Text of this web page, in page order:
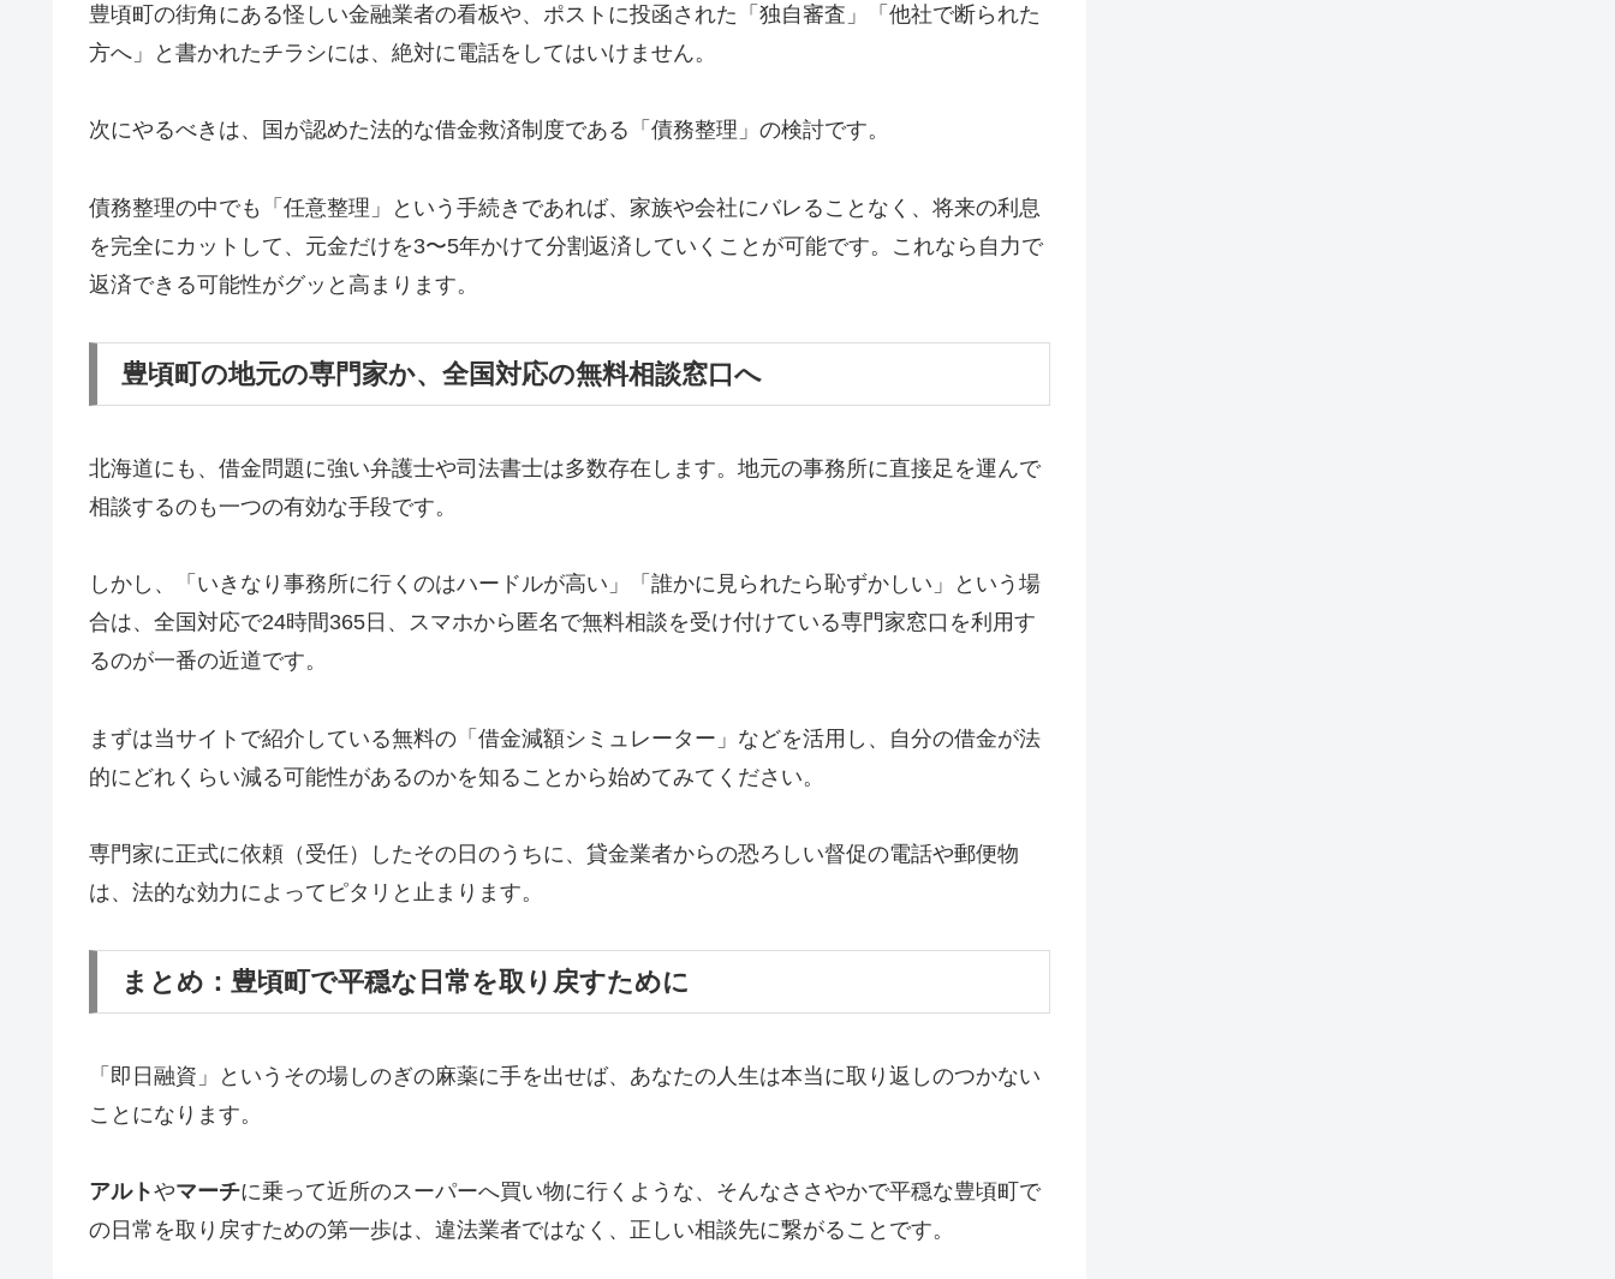
豊頃町の街角にある怪しい金融業者の看板や、ポストに投函された「独自審査」「他社で断られた
方へ」と書かれたチラシには、絶対に電話をしてはいけません。
次にやるべきは、国が認めた法的な借金救済制度である「債務整理」の検討です。
債務整理の中でも「任意整理」という手続きであれば、家族や会社にバレることなく、将来の利息
を完全にカットして、元金だけを3〜5年かけて分割返済していくことが可能です。これなら自力で
返済できる可能性がグッと高まります。
豊頃町の地元の専門家か、全国対応の無料相談窓口へ
北海道にも、借金問題に強い弁護士や司法書士は多数存在します。地元の事務所に直接足を運んで
相談するのも一つの有効な手段です。
しかし、「いきなり事務所に行くのはハードルが高い」「誰かに見られたら恥ずかしい」という場
合は、全国対応で24時間365日、スマホから匿名で無料相談を受け付けている専門家窓口を利用す
るのが一番の近道です。
まずは当サイトで紹介している無料の「借金減額シミュレーター」などを活用し、自分の借金が法
的にどれくらい減る可能性があるのかを知ることから始めてみてください。
専門家に正式に依頼（受任）したその日のうちに、貸金業者からの恐ろしい督促の電話や郵便物
は、法的な効力によってピタリと止まります。
まとめ：豊頃町で平穏な日常を取り戻すために
「即日融資」というその場しのぎの麻薬に手を出せば、あなたの人生は本当に取り返しのつかない
ことになります。
アルトやマーチに乗って近所のスーパーへ買い物に行くような、そんなささやかで平穏な豊頃町で
の日常を取り戻すための第一歩は、違法業者ではなく、正しい相談先に繋がることです。